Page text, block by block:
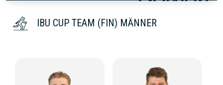
IBU CUP TEAM (FIN) MÄNNER